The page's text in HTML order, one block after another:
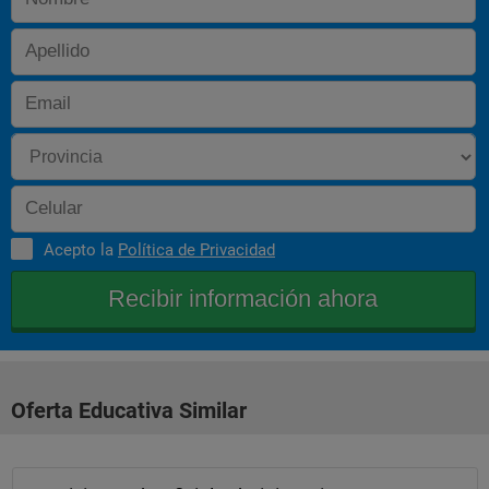
Quart exercici: supòsit pràctic. De caràcter obligatori i
eliminatori. Consisteix a resoldre un supòsit pràctic relacionat
amb la totalitat de temes de la part general i la part específica
corresponent a cada opció (60 temes + 40 temes). Durada 2
hores
de llengua castellana.
obligatori i eliminatori per a les persones aspirants que no
n’estiguin exemptes. Durada 2 h.
Segon exercici: coneixements de llengua castellana. De
caràcter obligatori i eliminatori per a les persones aspirants
que no tinguin la nacionalitat espanyola i que no n’estiguin
Acepto la Política de Privacidad
Oferta Educativa Similar